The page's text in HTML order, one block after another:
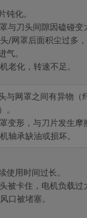
钝化。
与刀头间隙因磕碰变
/网罩后面积尘过多
气。
老化，转速不足。
与网罩之间有异物（
。
变形，与刀片发生摩
轴承缺油或损坏。
使用时间过长。
被卡住，电机负载过
口被堵塞。